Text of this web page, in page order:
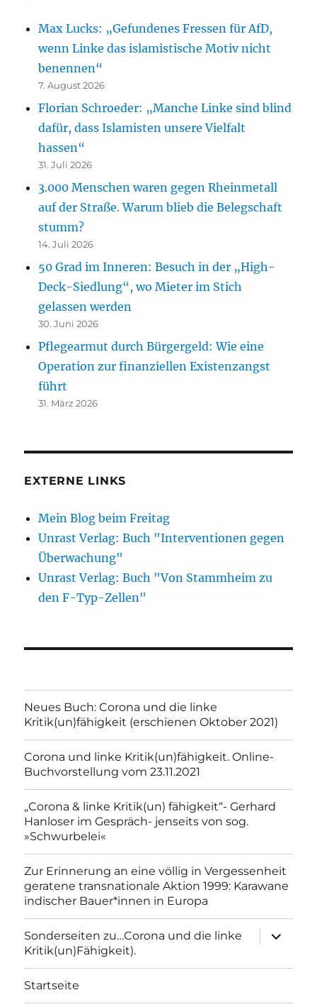
Max Lucks: „Gefundenes Fressen für AfD,
wenn Linke das islamistische Motiv nicht
benennen“
7. August 2026
Florian Schroeder: „Manche Linke sind blind
dafür, dass Islamisten unsere Vielfalt
hassen“
31. Juli 2026
3.000 Menschen waren gegen Rheinmetall
auf der Straße. Warum blieb die Belegschaft
stumm?
14. Juli 2026
50 Grad im Inneren: Besuch in der „High-
Deck-Siedlung“, wo Mieter im Stich
gelassen werden
30. Juni 2026
Pflegearmut durch Bürgergeld: Wie eine
Operation zur finanziellen Existenzangst
führt
31. März 2026
EXTERNE LINKS
Mein Blog beim Freitag
Unrast Verlag: Buch "Interventionen gegen
Überwachung"
Unrast Verlag: Buch "Von Stammheim zu
den F-Typ-Zellen"
Neues Buch: Corona und die linke
Kritik(un)fähigkeit (erschienen Oktober 2021)
Corona und linke Kritik(un)fähigkeit. Online-
Buchvorstellung vom 23.11.2021
„Corona & linke Kritik(un) fähigkeit“- Gerhard
Hanloser im Gespräch- jenseits von sog.
»Schwurbelei«
Zur Erinnerung an eine völlig in Vergessenheit
geratene transnationale Aktion 1999: Karawane
indischer Bauer*innen in Europa
Sonderseiten zu…Corona und die linke
Kritik(un)Fähigkeit).
anzeigen
Startseite